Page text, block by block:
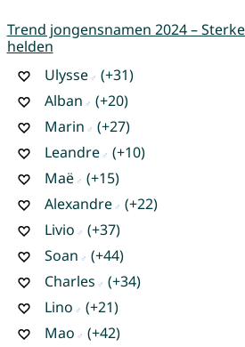
Trend jongensnamen 2024 –
helden
Ulysse
(+31)
Alban
(+20)
Marin
(+27)
Leandre
(+10)
Maë
(+15)
Alexandre
(+22)
Livio
(+37)
Soan
(+44)
Charles
(+34)
Lino
(+21)
Mao
(+42)